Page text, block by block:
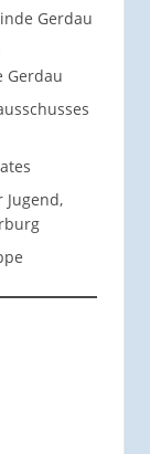
Gerdau
Gerdau
Jugend,